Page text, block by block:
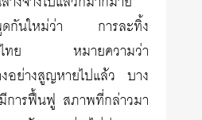
พูดกันใหม่ว่า การละทิ้ง
ไทย หมายความว่า
ย่างสูญหายไปแล้ว บาง
การฟื้นฟู สภาพที่กล่าวมา